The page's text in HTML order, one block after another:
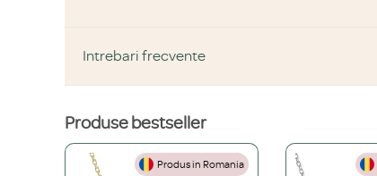
Intrebari frecvente
DESPRE PRODUS ȘI MATERIALE
Din ce materiale sunt fabricate bijuteriile voastre?
Produse bestseller
Produs in Romania